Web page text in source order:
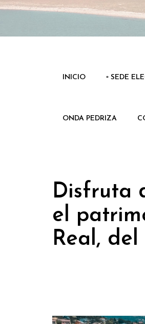
INICIO ▫️ SEDE
ONDA PEDRIZA
Disfruta
el
Real,